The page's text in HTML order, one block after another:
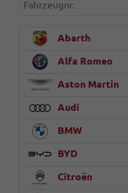
Abarth
Alfa Romeo
Aston Martin
Audi
BMW
BYD
Citroën